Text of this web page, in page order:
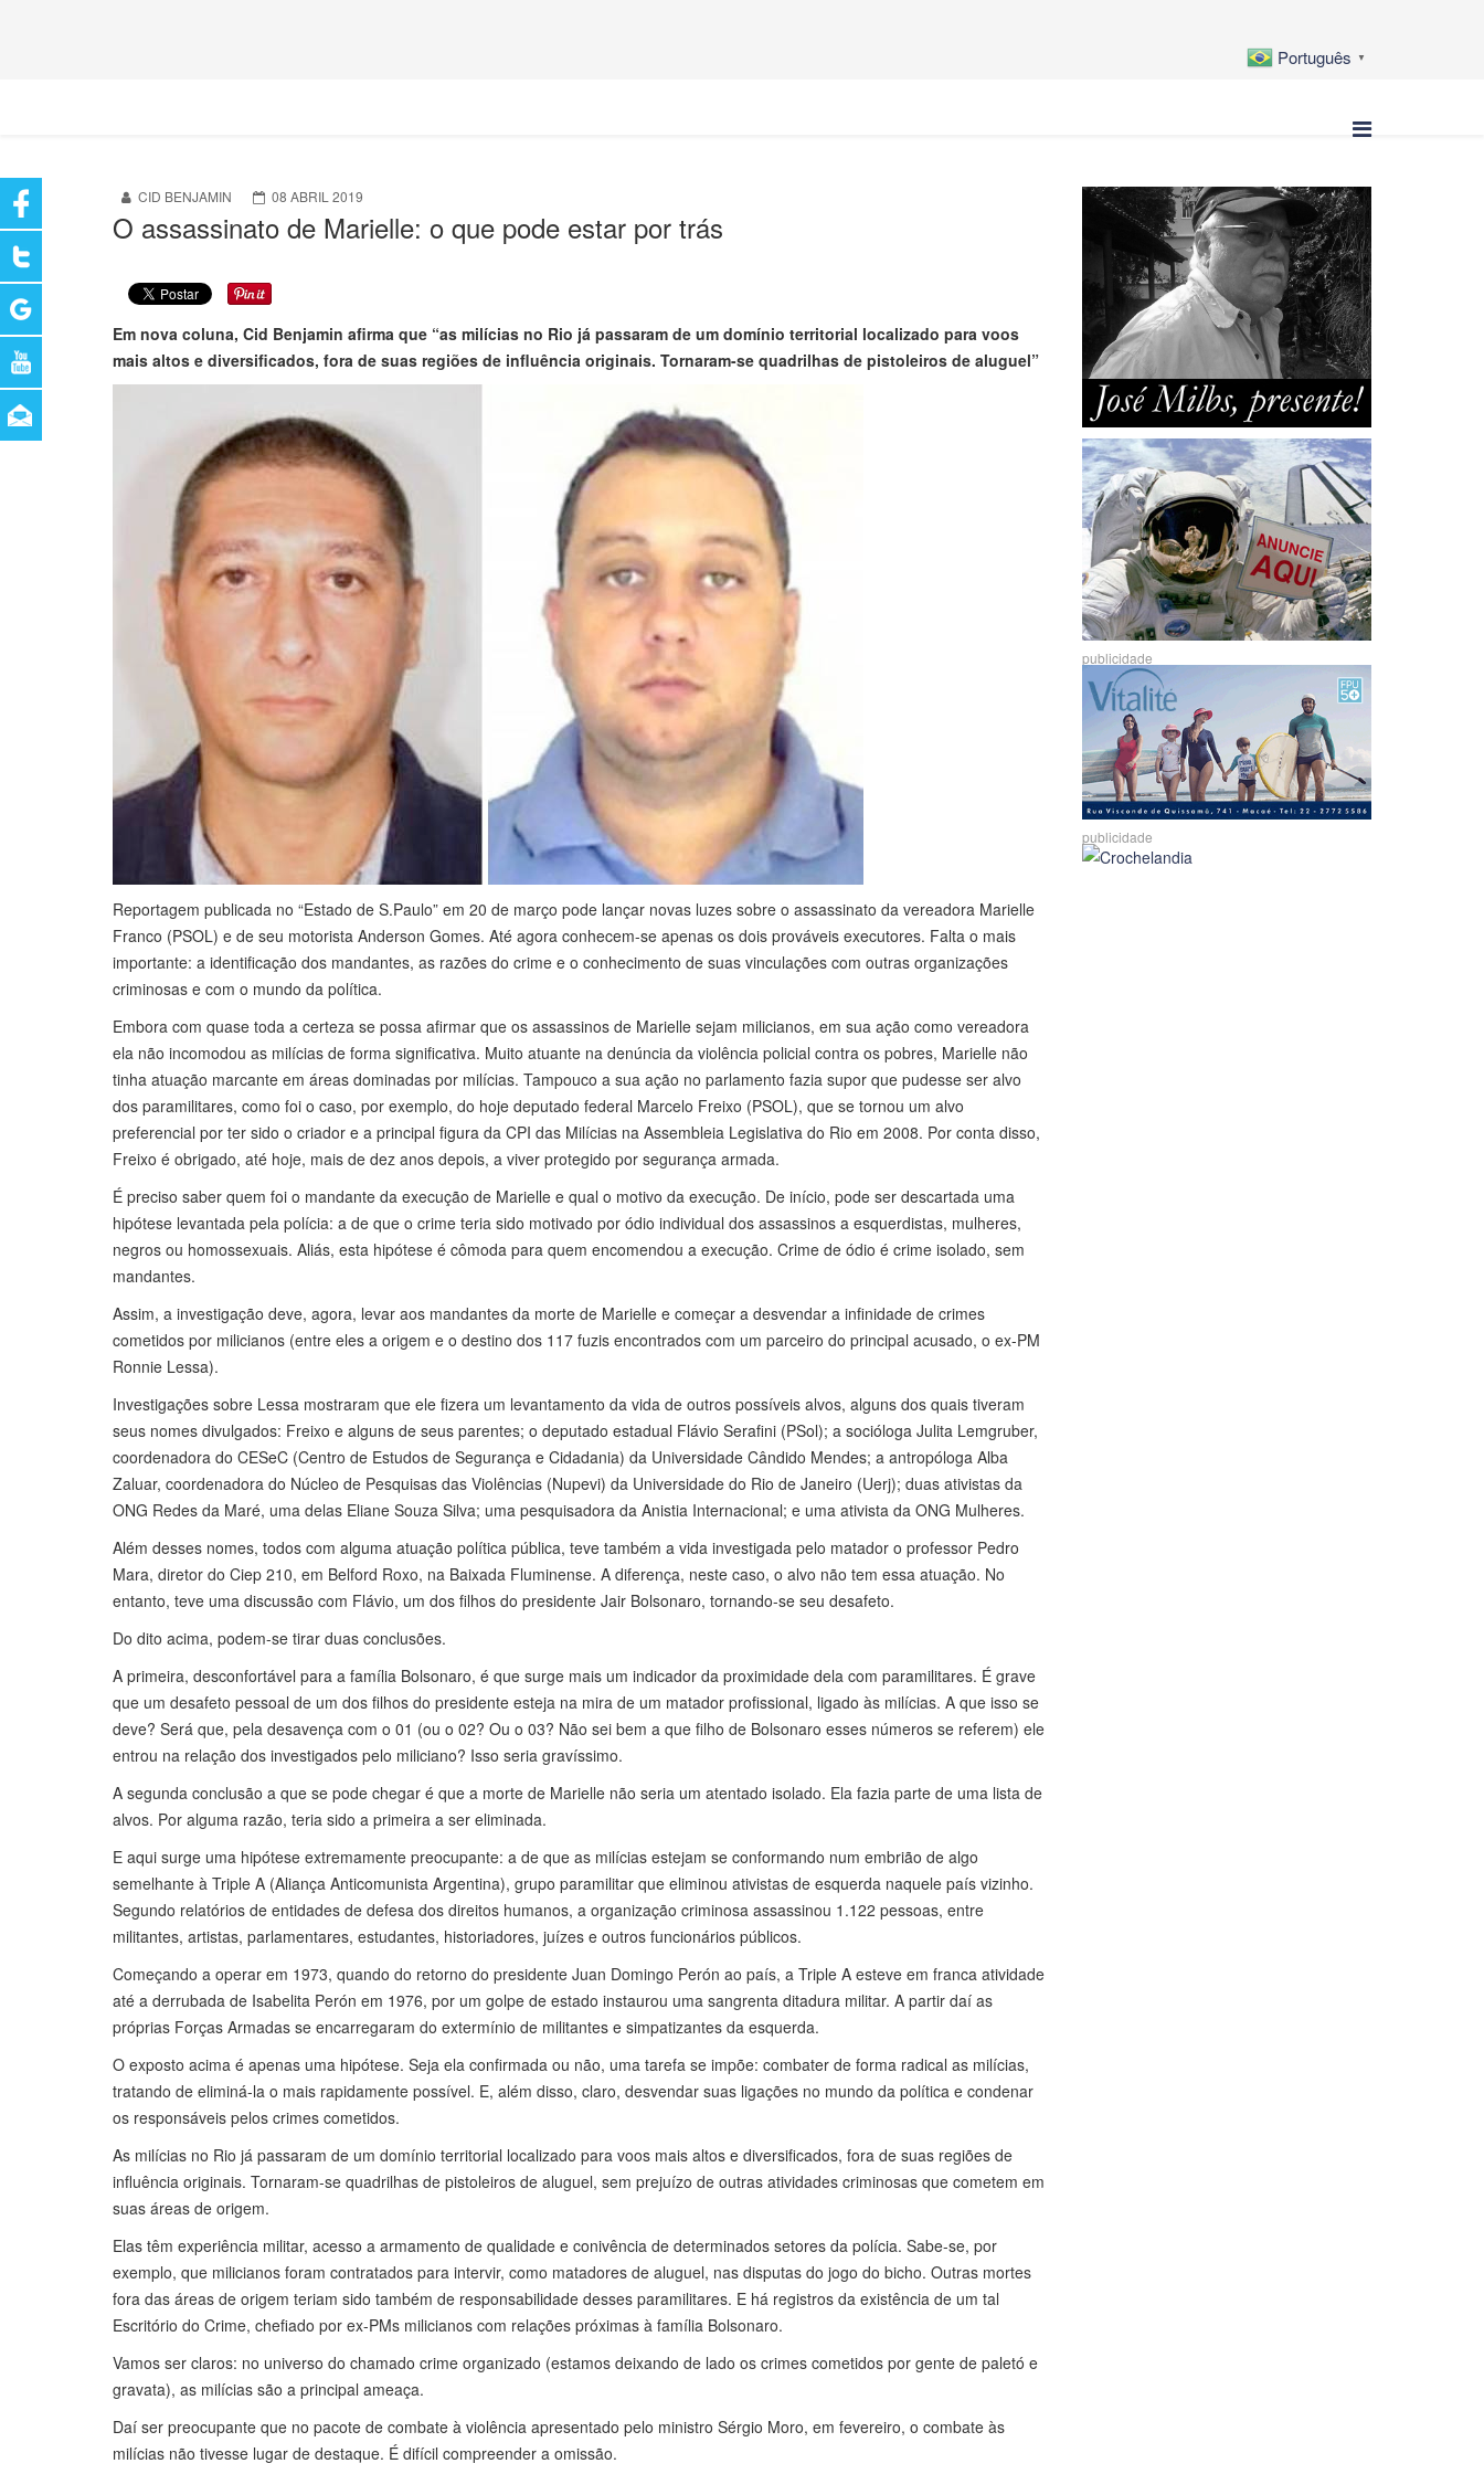
Português ▼
CID BENJAMIN 08 ABRIL 2019
O assassinato de Marielle: o que pode estar por trás
Em nova coluna, Cid Benjamin afirma que “as milícias no Rio já passaram de um domínio territorial localizado para voos
mais altos e diversificados, fora de suas regiões de influência originais. Tornaram-se quadrilhas de pistoleiros de aluguel”
Reportagem publicada no “Estado de S.Paulo” em 20 de março pode lançar novas luzes sobre o assassinato da vereadora Marielle
Franco (PSOL) e de seu motorista Anderson Gomes. Até agora conhecem-se apenas os dois prováveis executores. Falta o mais
importante: a identificação dos mandantes, as razões do crime e o conhecimento de suas vinculações com outras organizações
criminosas e com o mundo da política.
Embora com quase toda a certeza se possa afirmar que os assassinos de Marielle sejam milicianos, em sua ação como vereadora
ela não incomodou as milícias de forma significativa. Muito atuante na denúncia da violência policial contra os pobres, Marielle não
tinha atuação marcante em áreas dominadas por milícias. Tampouco a sua ação no parlamento fazia supor que pudesse ser alvo
dos paramilitares, como foi o caso, por exemplo, do hoje deputado federal Marcelo Freixo (PSOL), que se tornou um alvo
preferencial por ter sido o criador e a principal figura da CPI das Milícias na Assembleia Legislativa do Rio em 2008. Por conta disso,
Freixo é obrigado, até hoje, mais de dez anos depois, a viver protegido por segurança armada.
É preciso saber quem foi o mandante da execução de Marielle e qual o motivo da execução. De início, pode ser descartada uma
hipótese levantada pela polícia: a de que o crime teria sido motivado por ódio individual dos assassinos a esquerdistas, mulheres,
negros ou homossexuais. Aliás, esta hipótese é cômoda para quem encomendou a execução. Crime de ódio é crime isolado, sem
mandantes.
Assim, a investigação deve, agora, levar aos mandantes da morte de Marielle e começar a desvendar a infinidade de crimes
cometidos por milicianos (entre eles a origem e o destino dos 117 fuzis encontrados com um parceiro do principal acusado, o ex-PM
Ronnie Lessa).
Investigações sobre Lessa mostraram que ele fizera um levantamento da vida de outros possíveis alvos, alguns dos quais tiveram
seus nomes divulgados: Freixo e alguns de seus parentes; o deputado estadual Flávio Serafini (PSol); a socióloga Julita Lemgruber,
coordenadora do CESeC (Centro de Estudos de Segurança e Cidadania) da Universidade Cândido Mendes; a antropóloga Alba
Zaluar, coordenadora do Núcleo de Pesquisas das Violências (Nupevi) da Universidade do Rio de Janeiro (Uerj); duas ativistas da
ONG Redes da Maré, uma delas Eliane Souza Silva; uma pesquisadora da Anistia Internacional; e uma ativista da ONG Mulheres.
Além desses nomes, todos com alguma atuação política pública, teve também a vida investigada pelo matador o professor Pedro
Mara, diretor do Ciep 210, em Belford Roxo, na Baixada Fluminense. A diferença, neste caso, o alvo não tem essa atuação. No
entanto, teve uma discussão com Flávio, um dos filhos do presidente Jair Bolsonaro, tornando-se seu desafeto.
Do dito acima, podem-se tirar duas conclusões.
A primeira, desconfortável para a família Bolsonaro, é que surge mais um indicador da proximidade dela com paramilitares. É grave
que um desafeto pessoal de um dos filhos do presidente esteja na mira de um matador profissional, ligado às milícias. A que isso se
deve? Será que, pela desavença com o 01 (ou o 02? Ou o 03? Não sei bem a que filho de Bolsonaro esses números se referem) ele
entrou na relação dos investigados pelo miliciano? Isso seria gravíssimo.
A segunda conclusão a que se pode chegar é que a morte de Marielle não seria um atentado isolado. Ela fazia parte de uma lista de
alvos. Por alguma razão, teria sido a primeira a ser eliminada.
E aqui surge uma hipótese extremamente preocupante: a de que as milícias estejam se conformando num embrião de algo
semelhante à Triple A (Aliança Anticomunista Argentina), grupo paramilitar que eliminou ativistas de esquerda naquele país vizinho.
Segundo relatórios de entidades de defesa dos direitos humanos, a organização criminosa assassinou 1.122 pessoas, entre
militantes, artistas, parlamentares, estudantes, historiadores, juízes e outros funcionários públicos.
Começando a operar em 1973, quando do retorno do presidente Juan Domingo Perón ao país, a Triple A esteve em franca atividade
até a derrubada de Isabelita Perón em 1976, por um golpe de estado instaurou uma sangrenta ditadura militar. A partir daí as
próprias Forças Armadas se encarregaram do extermínio de militantes e simpatizantes da esquerda.
O exposto acima é apenas uma hipótese. Seja ela confirmada ou não, uma tarefa se impõe: combater de forma radical as milícias,
tratando de eliminá-la o mais rapidamente possível. E, além disso, claro, desvendar suas ligações no mundo da política e condenar
os responsáveis pelos crimes cometidos.
As milícias no Rio já passaram de um domínio territorial localizado para voos mais altos e diversificados, fora de suas regiões de
influência originais. Tornaram-se quadrilhas de pistoleiros de aluguel, sem prejuízo de outras atividades criminosas que cometem em
suas áreas de origem.
Elas têm experiência militar, acesso a armamento de qualidade e conivência de determinados setores da polícia. Sabe-se, por
exemplo, que milicianos foram contratados para intervir, como matadores de aluguel, nas disputas do jogo do bicho. Outras mortes
fora das áreas de origem teriam sido também de responsabilidade desses paramilitares. E há registros da existência de um tal
Escritório do Crime, chefiado por ex-PMs milicianos com relações próximas à família Bolsonaro.
Vamos ser claros: no universo do chamado crime organizado (estamos deixando de lado os crimes cometidos por gente de paletó e
gravata), as milícias são a principal ameaça.
Daí ser preocupante que no pacote de combate à violência apresentado pelo ministro Sérgio Moro, em fevereiro, o combate às
milícias não tivesse lugar de destaque. É difícil compreender a omissão.
publicidade
publicidade